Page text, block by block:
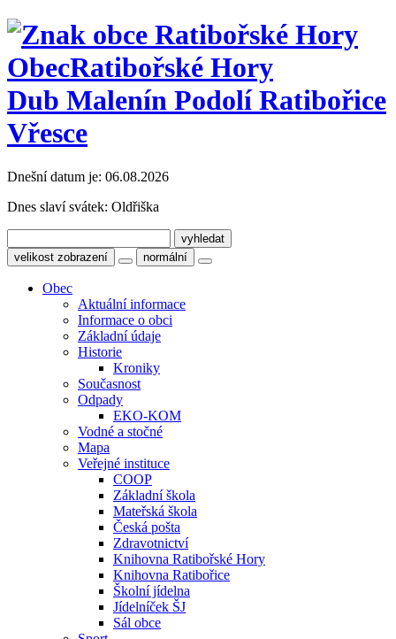
ObecRatibořské Hory
Dub Malenín Podolí Ratibořice
Vřesce
Dnešní datum je: 06.08.2026
Dnes slaví svátek: Oldřiška
velikost zobrazení normální
Obec
Aktuální informace
Informace o obci
Základní údaje
Historie
Kroniky
Současnost
Odpady
EKO-KOM
Vodné a stočné
Mapa
Veřejné instituce
COOP
Základní škola
Mateřská škola
Česká pošta
Zdravotnictví
Knihovna Ratibořské Hory
Knihovna Ratibořice
Školní jídelna
Jídelníček ŠJ
Sál obce